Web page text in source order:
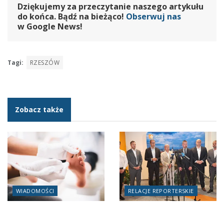
Dziękujemy za przeczytanie naszego artykułu
do końca. Bądź na bieżąco! Obserwuj nas
w Google News!
Tagi: RZESZÓW
Zobacz także
WIADOMOŚCI RELACJE REPORTERSKIE